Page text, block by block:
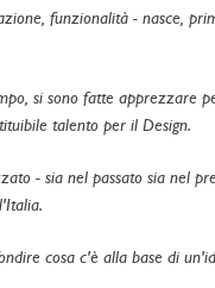
funzionalità - nasce,
si sono fatte apprezzare
talento per il Design.
- sia nel passato sia nel
cosa c'è alla base di